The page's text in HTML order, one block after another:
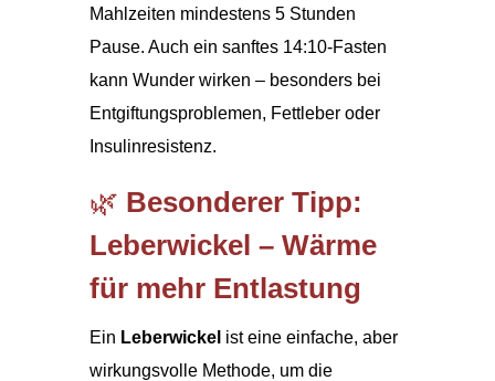
Mahlzeiten mindestens 5 Stunden
Pause. Auch ein sanftes 14:10-Fasten
kann Wunder wirken – besonders bei
Entgiftungsproblemen, Fettleber oder
Insulinresistenz.
🌿 Besonderer Tipp:
Leberwickel – Wärme
für mehr Entlastung
Ein Leberwickel ist eine einfache, aber
wirkungsvolle Methode, um die